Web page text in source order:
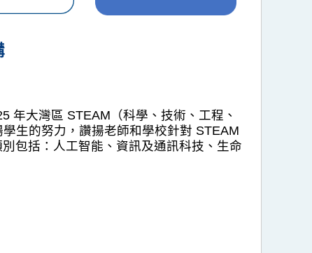
年大灣區 STEAM（科學、技術、工程、
生的努力，讚揚老師和學校針對 STEAM
包括：人工智能、資訊及通訊科技、生命